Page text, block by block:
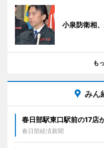
小泉防衛相
も
みん
春日部駅東口駅前の17
春日部経済新聞